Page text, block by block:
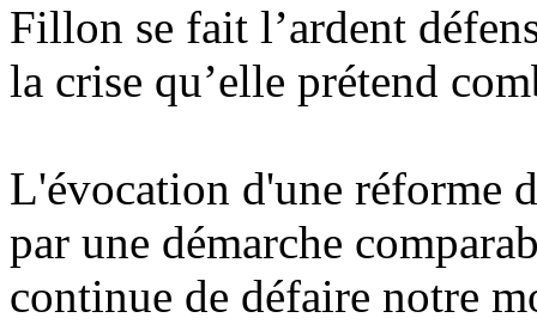
Fillon se fait l’ardent
la crise qu’elle prétend
L'évocation d'une réforme
par une démarche
continue de défaire notre